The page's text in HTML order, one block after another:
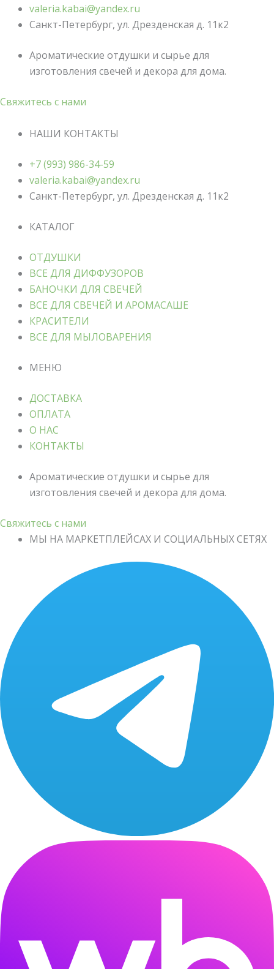
valeria.kabai@yandex.ru
Санкт-Петербург, ул. Дрезденская д. 11к2
Ароматические отдушки и сырье для
изготовления свечей и декора для дома.
Свяжитесь с нами
НАШИ КОНТАКТЫ
+7 (993) 986-34-59
valeria.kabai@yandex.ru
Санкт-Петербург, ул. Дрезденская д. 11к2
КАТАЛОГ
ОТДУШКИ
ВСЕ ДЛЯ ДИФФУЗОРОВ
БАНОЧКИ ДЛЯ СВЕЧЕЙ
ВСЕ ДЛЯ СВЕЧЕЙ И АРОМАСАШЕ
КРАСИТЕЛИ
ВСЕ ДЛЯ МЫЛОВАРЕНИЯ
МЕНЮ
ДОСТАВКА
ОПЛАТА
О НАС
КОНТАКТЫ
Ароматические отдушки и сырье для
изготовления свечей и декора для дома.
Свяжитесь с нами
МЫ НА МАРКЕТПЛЕЙСАХ И СОЦИАЛЬНЫХ СЕТЯХ